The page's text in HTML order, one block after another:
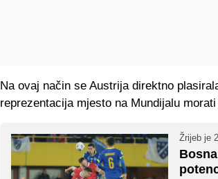
Na ovaj način se Austrija direktno
reprezentacija mjesto na Mundijalu
Žrijeb je